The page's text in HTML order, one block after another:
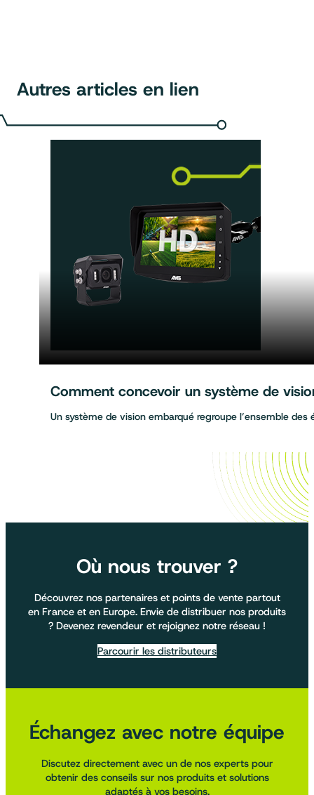
Autres articles en lien
Comment concevoir un système de
Un système de vision embarqué regroupe l’ensemble
Où nous trouver ?
Découvrez nos partenaires et points de vente partout
en France et en Europe. Envie de distribuer nos produits
? Devenez revendeur et rejoignez notre réseau !
Parcourir les distributeurs
Échangez avec notre équipe
Discutez directement avec un de nos experts pour
obtenir des conseils sur nos produits et solutions
adaptés à vos besoins.